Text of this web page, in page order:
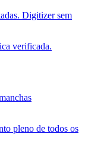
Digitizer sem
verificada.
pleno de todos os